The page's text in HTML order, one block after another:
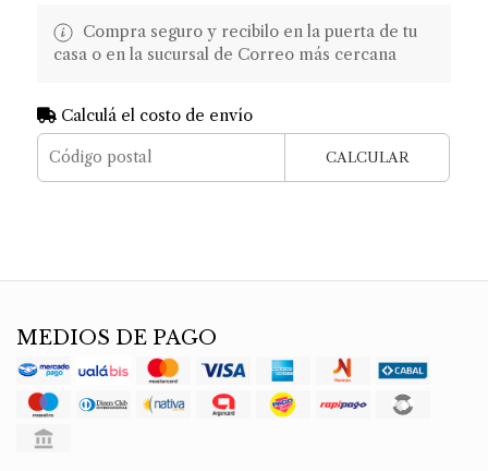
Compra seguro y recibilo en la puerta de tu
casa o en la sucursal de Correo más cercana
Calculá el costo de envío
CALCULAR
MEDIOS DE PAGO